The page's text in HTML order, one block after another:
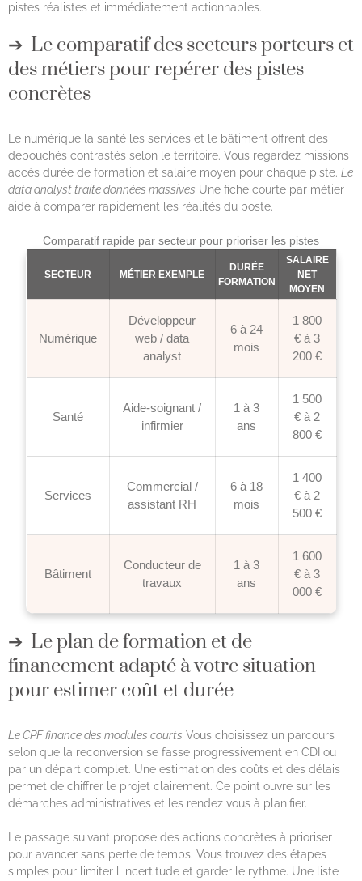
pistes réalistes et immédiatement actionnables.
Le comparatif des secteurs porteurs et
des métiers pour repérer des pistes
concrètes
Le numérique la santé les services et le bâtiment offrent des
débouchés contrastés selon le territoire. Vous regardez missions
accès durée de formation et salaire moyen pour chaque piste. Le
data analyst traite données massives Une fiche courte par métier
aide à comparer rapidement les réalités du poste.
Comparatif rapide par secteur pour prioriser les pistes
SECTEUR MÉTIER EXEMPLE
DURÉE
FORMATION
SALAIRE
NET
MOYEN
Numérique
Développeur
web / data
analyst
6 à 24
mois
1 800
€ à 3
200 €
Santé
Aide-soignant /
infirmier
1 à 3
ans
1 500
€ à 2
800 €
Services
Commercial /
assistant RH
6 à 18
mois
1 400
€ à 2
500 €
Bâtiment
Conducteur de
travaux
1 à 3
ans
1 600
€ à 3
000 €
Le plan de formation et de
financement adapté à votre situation
pour estimer coût et durée
Le CPF finance des modules courts Vous choisissez un parcours
selon que la reconversion se fasse progressivement en CDI ou
par un départ complet. Une estimation des coûts et des délais
permet de chiffrer le projet clairement. Ce point ouvre sur les
démarches administratives et les rendez vous à planifier.
Le passage suivant propose des actions concrètes à prioriser
pour avancer sans perte de temps. Vous trouvez des étapes
simples pour limiter l incertitude et garder le rythme. Une liste